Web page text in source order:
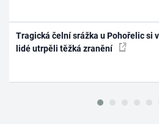
Tragická čelní srážka u Pohořelic si
lidé utrpěli těžká zranění